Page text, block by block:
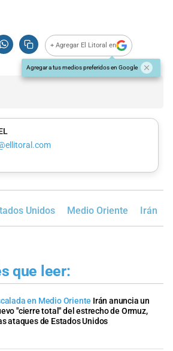
+ Agregar El Litoral en
Agregar a tus medios preferidos en Google
Unidos Medio Oriente Irán
que leer:
en Medio Oriente Irán anuncia un
"cierre total" del estrecho de Ormuz,
ataques de Estados Unidos